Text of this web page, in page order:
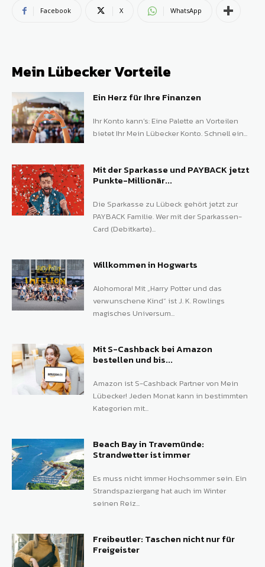
Facebook X WhatsApp
Mein Lübecker Vorteile
Ein Herz für Ihre Finanzen
Ihr Konto kann’s: Eine Palette an Vorteilen
bietet Ihr Mein Lübecker Konto. Schnell ein...
Mit der Sparkasse und PAYBACK jetzt
Punkte-Millionär...
Die Sparkasse zu Lübeck gehört jetzt zur
PAYBACK Familie. Wer mit der Sparkassen-
Card (Debitkarte)...
Willkommen in Hogwarts
Alohomora! Mit „Harry Potter und das
verwunschene Kind“ ist J. K. Rowlings
magisches Universum...
Mit S-Cashback bei Amazon
bestellen und bis...
Amazon ist S-Cashback Partner von Mein
Lübecker! Jeden Monat kann in bestimmten
Kategorien mit...
Beach Bay in Travemünde:
Strandwetter ist immer
Es muss nicht immer Hochsommer sein. Ein
Strandspaziergang hat auch im Winter
seinen Reiz...
Freibeutler: Taschen nicht nur für
Freigeister